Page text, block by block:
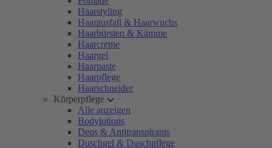
Haarstyling
Haarausfall & Haarwuchs
Haarbürsten & Kämme
Haarcreme
Haargel
Haarpaste
Haarpflege
Haarschneider
Körperpflege
Alle anzeigen
Bodylotions
Deos & Antitranspirants
Duschgel & Duschpflege